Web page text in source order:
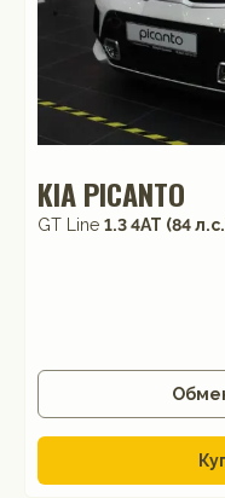
KIA PICANTO
GT Line 1.3 4АТ (84